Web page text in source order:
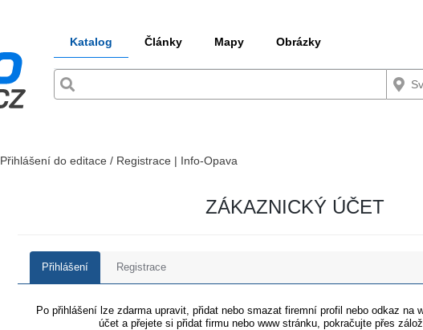
Katalog Články Mapy Obrázky
Přihlášení do editace / Registrace | Info-Opava
ZÁKAZNICKÝ ÚČET
Přihlášení Registrace
Po přihlášení lze zdarma upravit, přidat nebo smazat firemní profil nebo odkaz na
účet a přejete si přidat firmu nebo www stránku, pokračujte přes